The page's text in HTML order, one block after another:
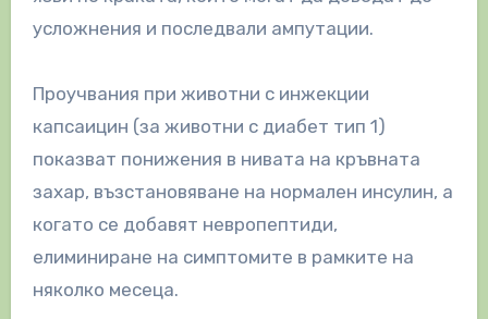
усложнения и последвали ампутации.
Проучвания при животни с инжекции
капсаицин (за животни с диабет тип 1)
показват понижения в нивата на кръвната
захар, възстановяване на нормален инсулин, а
когато се добавят невропептиди,
елиминиране на симптомите в рамките на
няколко месеца.